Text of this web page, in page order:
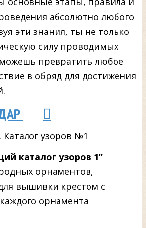
абсолютно любого
эти знания, ты не только
силу проводимых
превратить любое
в обряд для достижения
каталог узоров 1”
орнаментов,
вышивки крестом с
орнамента